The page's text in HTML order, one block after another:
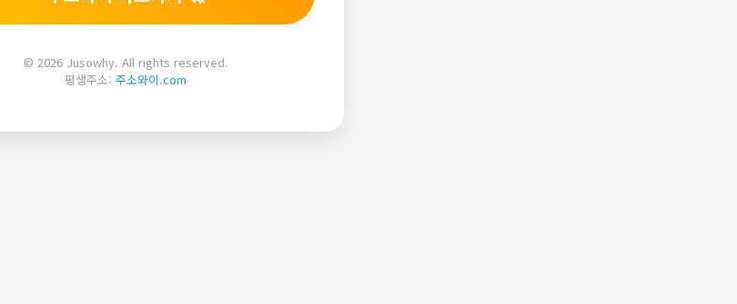
© 2026 Jusowhy. All rights reserved.
평생주소: 주소와이.com